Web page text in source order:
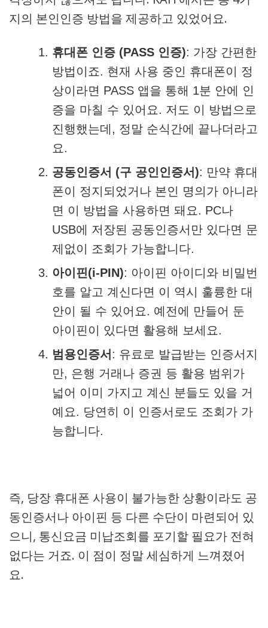
지의 본인인증 방법을 제공하고 있었어요.
휴대폰 인증 (PASS 인증): 가장 간편한
방법이죠. 현재 사용 중인 휴대폰이 정
상이라면 PASS 앱을 통해 1분 안에 인
증을 마칠 수 있어요. 저도 이 방법으로
진행했는데, 정말 순식간에 끝나더라고
요.
공동인증서 (구 공인인증서): 만약 휴대
폰이 정지되었거나 본인 명의가 아니라
면 이 방법을 사용하면 돼요. PC나
USB에 저장된 공동인증서만 있다면 문
제없이 조회가 가능합니다.
아이핀(i-PIN): 아이핀 아이디와 비밀번
호를 알고 계신다면 이 역시 훌륭한 대
안이 될 수 있어요. 예전에 만들어 둔
아이핀이 있다면 활용해 보세요.
범용인증서 : 유료로 발급받는 인증서지
만, 은행 거래나 증권 등 활용 범위가
넓어 이미 가지고 계신 분들도 있을 거
예요. 당연히 이 인증서로도 조회가 가
능합니다.
즉, 당장 휴대폰 사용이 불가능한 상황이라도 공
동인증서나 아이핀 등 다른 수단이 마련되어 있
으니, 통신요금 미납조회를 포기할 필요가 전혀
없다는 거죠. 이 점이 정말 세심하게 느껴졌어
요.